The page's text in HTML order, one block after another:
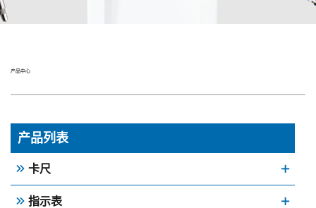
产品中心
产品列表
卡尺
指示表